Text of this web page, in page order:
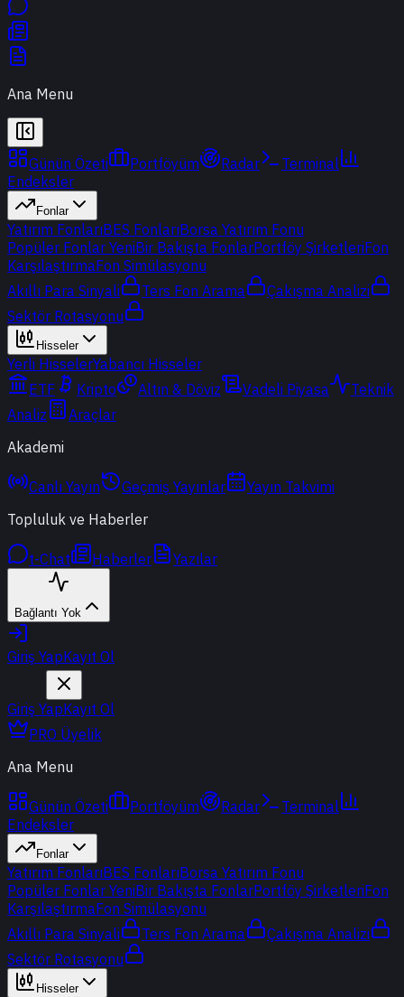
Ana Menu
Günün Özeti Portföyüm Radar
Terminal
Endeksler
Fonlar
Yatırım FonlarıBES FonlarıBorsa Yatırım Fonu
Popüler Fonlar YeniBir Bakışta FonlarPortföy ŞirketleriFon
KarşılaştırmaFon Simülasyonu
Akıllı Para Sinyali
Ters Fon Arama
Çakışma Analizi
Sektör Rotasyonu
Hisseler
Yerli HisselerYabancı Hisseler
ETF
Kripto Altın & Döviz Vadeli Piyasa
Teknik
Analiz
Araçlar
Akademi
Canlı Yayın Geçmiş Yayınlar
Yayın Takvimi
Topluluk ve Haberler
t-Chat Haberler Yazılar
Bağlantı Yok
Giriş YapKayıt Ol
Giriş YapKayıt Ol
PRO Üyelik
Ana Menu
Günün Özeti Portföyüm Radar
Terminal
Endeksler
Fonlar
Yatırım FonlarıBES FonlarıBorsa Yatırım Fonu
Popüler Fonlar YeniBir Bakışta FonlarPortföy ŞirketleriFon
KarşılaştırmaFon Simülasyonu
Akıllı Para Sinyali
Ters Fon Arama
Çakışma Analizi
Sektör Rotasyonu
Hisseler